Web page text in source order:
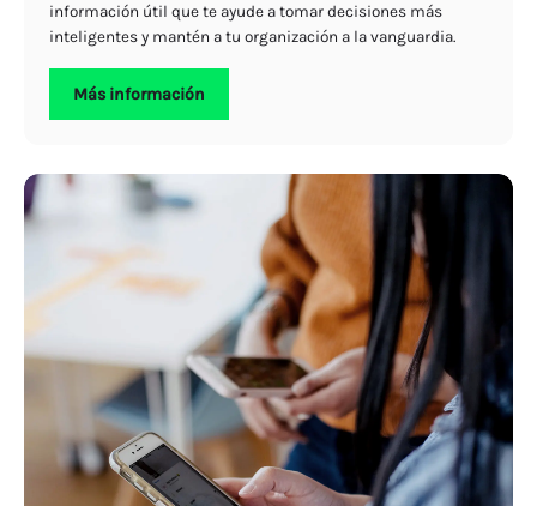
información útil que te ayude a tomar decisiones más
inteligentes y mantén a tu organización a la vanguardia.
Más información